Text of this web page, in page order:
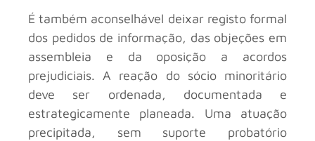
É também aconselhável deixar registo formal
dos pedidos de informação, das objeções em
assembleia e da oposição a acordos
prejudiciais. A reação do sócio minoritário
deve ser ordenada, documentada e
estrategicamente planeada. Uma atuação
precipitada, sem suporte probatório